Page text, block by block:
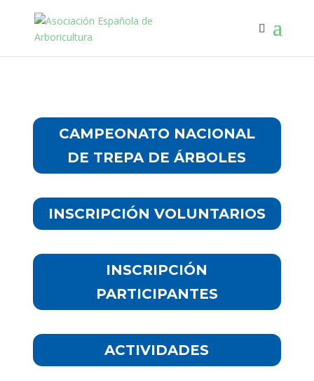
CAMPEONATO NACIONAL
DE TREPA DE ÁRBOLES
INSCRIPCIÓN VOLUNTARIOS
INSCRIPCIÓN
PARTICIPANTES
ACTIVIDADES